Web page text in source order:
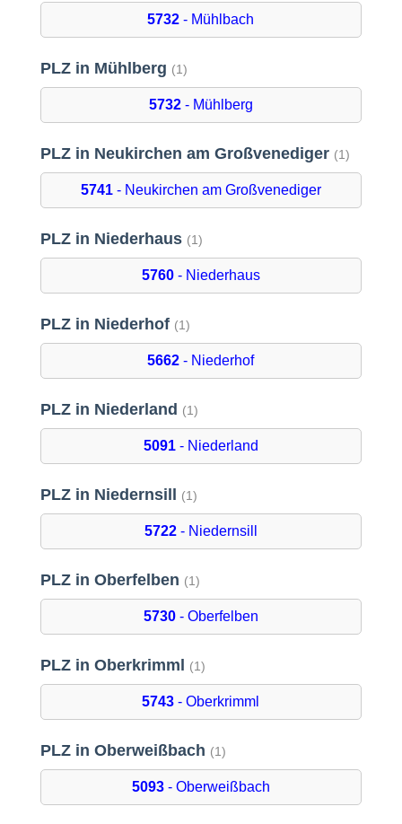
5732 - Mühlbach
PLZ in Mühlberg (1)
5732- Mühlberg
PLZ in Neukirchen am Großvenediger (1)
5741- Neukirchen am Großvenediger
PLZ in Niederhaus (1)
5760- Niederhaus
PLZ in Niederhof (1)
5662 - Niederhof
PLZ in Niederland (1)
5091- Niederland
PLZ in Niedernsill (1)
5722- Niedernsill
PLZ in Oberfelben (1)
5730- Oberfelben
PLZ in Oberkrimml (1)
5743 - Oberkrimml
PLZ in Oberweißbach (1)
5093- Oberweißbach